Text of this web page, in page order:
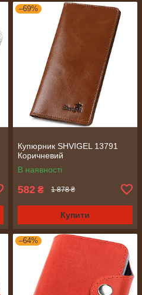
–69%
Купюрник SHVIGEL 13791
Коричневий
В наявності
582 ₴ 1 878 ₴
Купити
–64%